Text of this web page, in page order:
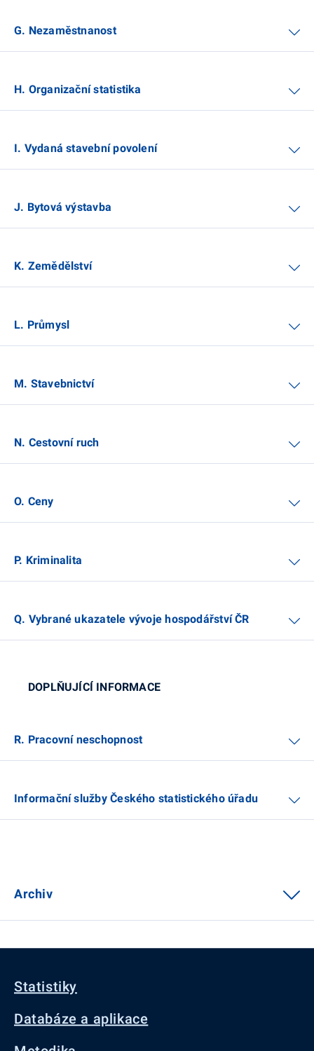
G. Nezaměstnanost
H. Organizační statistika
I. Vydaná stavební povolení
J. Bytová výstavba
K. Zemědělství
L. Průmysl
M. Stavebnictví
N. Cestovní ruch
O. Ceny
P. Kriminalita
Q. Vybrané ukazatele vývoje hospodářství ČR
DOPLŇUJÍCÍ INFORMACE
R. Pracovní neschopnost
Informační služby Českého statistického úřadu
Archiv
Statistiky
Databáze a aplikace